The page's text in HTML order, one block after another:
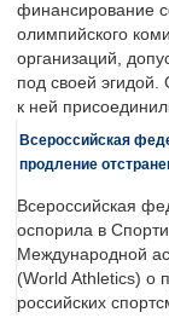
финансирование
олимпийского
организаций,
под своей эгидой.
к ней
Всероссийская
продление
Всероссийская
оспорила в
Международной
(World Athletics) о
российских